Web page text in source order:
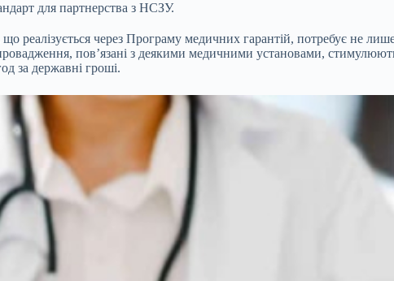
для партнерства з НСЗУ.
реалізується через Програму медичних гарантій, потребує не
провадження, пов’язані з деякими медичними установами,
за державні гроші.